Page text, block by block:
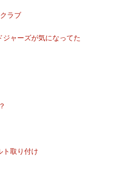
ラブ
ャーズが気になってた
ト取り付け